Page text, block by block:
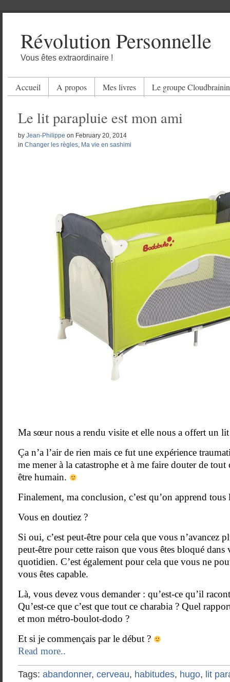
Révolution Personnelle
Vous êtes extraordinaire !
Accueil A propos Mes livres Le groupe
Le lit parapluie est mon ami
by Jean-Philippe on February 20, 2014
in Changer les règles, Ma vie en sashimi
Ma sœur nous a rendu visite et elle nous a offert un
Ça n’a l’air de rien mais ce fut une expérience
me mener à la catastrophe et à me faire douter de
être humain.
Finalement, ma conclusion, c’est qu’on apprend tous
Vous en doutiez ?
Si oui, c’est peut-être pour cela que vous n’avancez
peut-être pour cette raison que vous êtes bloqué
quotidien. C’est également pour cela que vous ne
vous êtes capable.
Là, vous devez vous demander : qu’est-ce qu’il
Qu’est-ce que c’est que tout ce charabia ? Quel
et mon métro-boulot-dodo ?
Et si je commençais par le début ?
Read more..
Tags: abandonner, cerveau, habitudes, hugo, lit